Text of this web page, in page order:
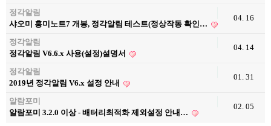
정각알림
샤오미 홍미노트7 개봉, 정각알림 테스트(정상작동 확인…
04. 16
정각알림
정각알림 V6.6.x 사용(설정)설명서
04. 14
정각알림
2019년 정각알림 V6.x 설정 안내
01. 31
알람포미
알람포미 3.2.0 이상 - 배터리최적화 제외설정 안내…
02. 05